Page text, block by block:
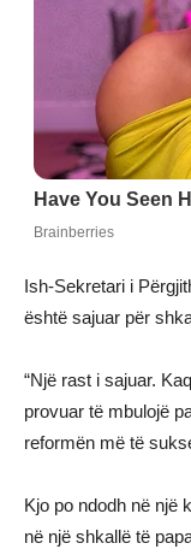
Ish-Sekretari i
është sajuar për
“Një rast i sajuar.
provuar të mbulojë
reformën më të
Kjo po ndodh në një
në një shkallë të